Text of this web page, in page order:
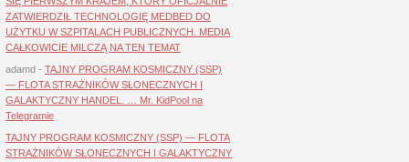
ZATWIERDZIŁ TECHNOLOGIĘ MEDBED DO
UŻYTKU W SZPITALACH PUBLICZNYCH. MEDIA
CAŁKOWICIE MILCZĄ NA TEN TEMAT
adamd - TAJNY PROGRAM KOSMICZNY (SSP)
— FLOTA STRAŻNIKÓW SŁONECZNYCH I
GALAKTYCZNY HANDEL. … Mr. KidPool na
Telegramie
TAJNY PROGRAM KOSMICZNY (SSP) — FLOTA
STRAŻNIKÓW SŁONECZNYCH I GALAKTYCZNY